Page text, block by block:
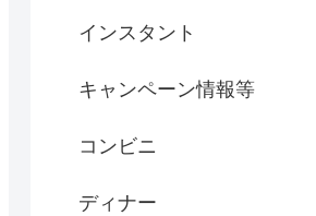
インスタント
キャンペーン情報等
コンビニ
ディナー